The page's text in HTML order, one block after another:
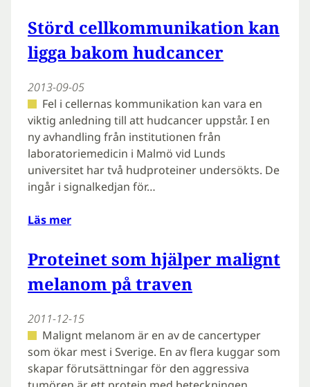
Störd cellkommunikation kan
ligga bakom hudcancer
2013-09-05
Fel i cellernas kommunikation kan vara en
viktig anledning till att hudcancer uppstår. I en
ny avhandling från institutionen från
laboratoriemedicin i Malmö vid Lunds
universitet har två hudproteiner undersökts. De
ingår i signalkedjan för…
Läs mer
Proteinet som hjälper malignt
melanom på traven
2011-12-15
Malignt melanom är en av de cancertyper
som ökar mest i Sverige. En av flera kuggar som
skapar förutsättningar för den aggressiva